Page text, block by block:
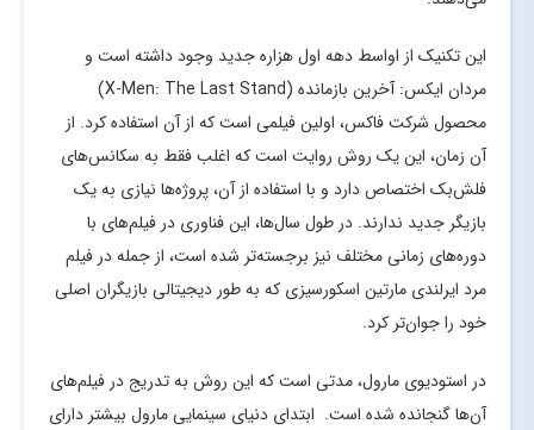
این تکنیک‌ از اواسط دهه اول هزاره جدید وجود داشته است و
مردان ایکس: آخرین بازمانده (X-Men: The Last Stand)
محصول شرکت فاکس، اولین فیلمی است که از آن استفاده کرد. از
آن زمان، این یک روش روایت است که اغلب فقط به سکانس‌های
فلش‌بک اختصاص دارد و با استفاده از آن، پروژه‌ها نیازی به یک
بازیگر جدید ندارند. در طول سال‌ها، این فناوری در فیلم‌های با
دوره‌های زمانی مختلف نیز برجسته‌تر شده است، از جمله در فیلم
مرد ایرلندی مارتین اسکورسیزی که به طور دیجیتالی بازیگران اصلی
خود را جوان‌تر کرد.
در استودیوی مارول، مدتی است که این روش به تدریج در فیلم‌های
آن‌ها گنجانده شده است. ابتدای دنیای سینمایی مارول بیشتر دارای